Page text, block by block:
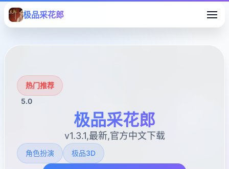
极品采花郎
热门推荐
5.0
极品采花郎
v1.3.1,最新,官方中文下载
角色扮演 极品3D